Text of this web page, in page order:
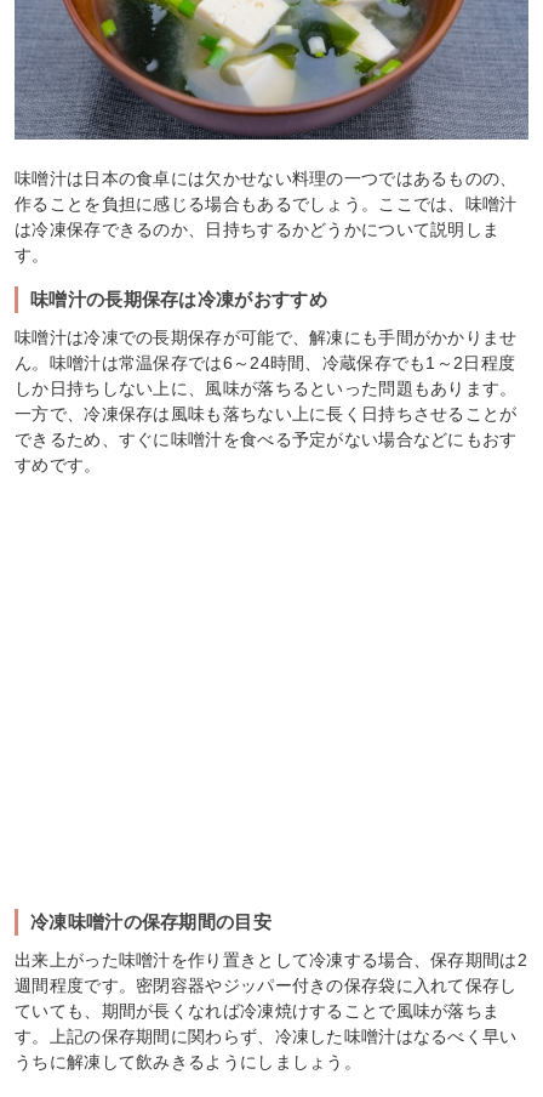
味噌汁は日本の食卓には欠かせない料理の一つではあるものの、
作ることを負担に感じる場合もあるでしょう。ここでは、味噌汁
は冷凍保存できるのか、日持ちするかどうかについて説明しま
す。
味噌汁の長期保存は冷凍がおすすめ
味噌汁は冷凍での長期保存が可能で、解凍にも手間がかかりませ
ん。味噌汁は常温保存では6～24時間、冷蔵保存でも1～2日程度
しか日持ちしない上に、風味が落ちるといった問題もあります。
一方で、冷凍保存は風味も落ちない上に長く日持ちさせることが
できるため、すぐに味噌汁を食べる予定がない場合などにもおす
すめです。
冷凍味噌汁の保存期間の目安
出来上がった味噌汁を作り置きとして冷凍する場合、保存期間は2
週間程度です。密閉容器やジッパー付きの保存袋に入れて保存し
ていても、期間が長くなれば冷凍焼けすることで風味が落ちま
す。上記の保存期間に関わらず、冷凍した味噌汁はなるべく早い
うちに解凍して飲みきるようにしましょう。